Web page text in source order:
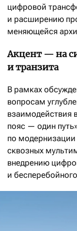
цифровой
и расширению
меняющейся
Акцент — на
и транзита
В рамках
вопросам
взаимодействия
пояс — один
по
сквозных
внедрению
и